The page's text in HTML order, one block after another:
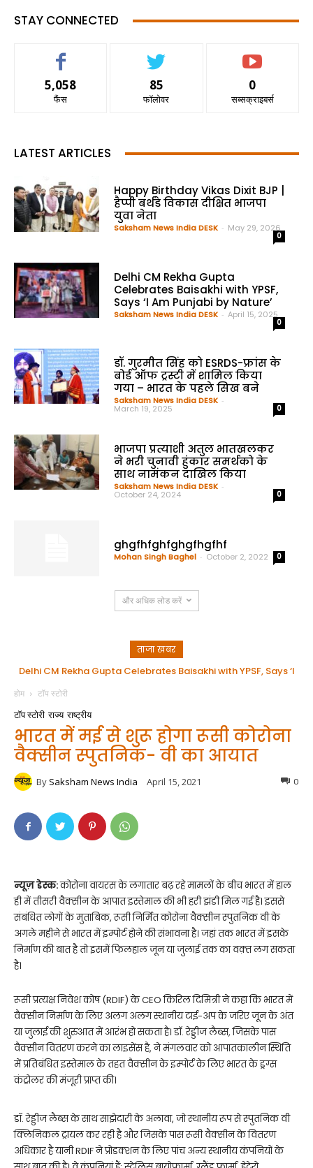
STAY CONNECTED
5,058
फैंस
85
फॉलोवर
0
सब्सक्राइबर्स
LATEST ARTICLES
Happy Birthday Vikas Dixit BJP |
हैप्पी बर्थडे विकास दीक्षित भाजपा
युवा नेता
Saksham News India DESK - May 29, 2026
0
Delhi CM Rekha Gupta
Celebrates Baisakhi with YPSF,
Says ‘I Am Punjabi by Nature’
Saksham News India DESK - April 15, 2025
0
डॉ. गुरमीत सिंह को ESRDS-फ्रांस के
बोर्ड ऑफ ट्रस्टी में शामिल किया
गया – भारत के पहले सिख बने
Saksham News India DESK -
March 19, 2025 0
भाजपा प्रत्याशी अतुल भातखलकर
ने भरी चुनावी हुंकार समर्थको के
साथ नामंकन दाखिल किया
Saksham News India DESK -
October 24, 2024 0
ghgfhfghfghgfhgfhf
Mohan Singh Baghel - October 2, 2022 0
और अधिक लोड करें